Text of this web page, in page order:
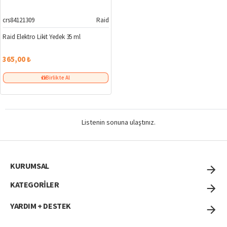
crs84121309
Raid
Raid Elektro Likit Yedek 35 ml
365,00 ₺
Birlikte Al
Listenin sonuna ulaştınız.
KURUMSAL
KATEGORİLER
YARDIM + DESTEK